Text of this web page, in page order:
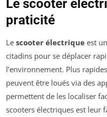
Le scooter
praticité
Le scooter électrique est
citadins pour se déplacer
l’environnement. Plus
peuvent être loués via des
permettent de les localiser
scooters électriques est leur